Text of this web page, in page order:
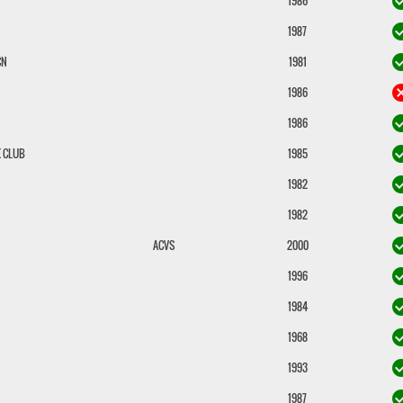
1987
1981
1986
1986
CLUB 1985
1982
1982
ACVS 2000
1996
1984
1968
1993
1987